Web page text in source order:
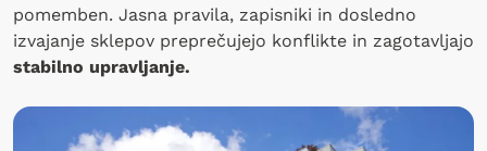
pomemben. Jasna pravila, zapisniki in dosledno
izvajanje sklepov preprečujejo konflikte in zagotavljajo
stabilno upravljanje.